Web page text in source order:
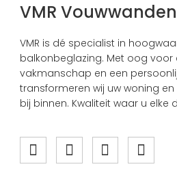
VMR Vouwwanden
VMR is dé specialist in
balkonbeglazing. Met oog voor
vakmanschap en een
transformeren wij uw woning
bij binnen. Kwaliteit waar u elke